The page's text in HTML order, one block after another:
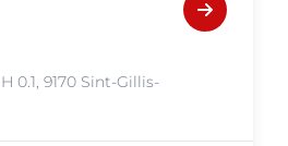
0.1, 9170 Sint-Gillis-